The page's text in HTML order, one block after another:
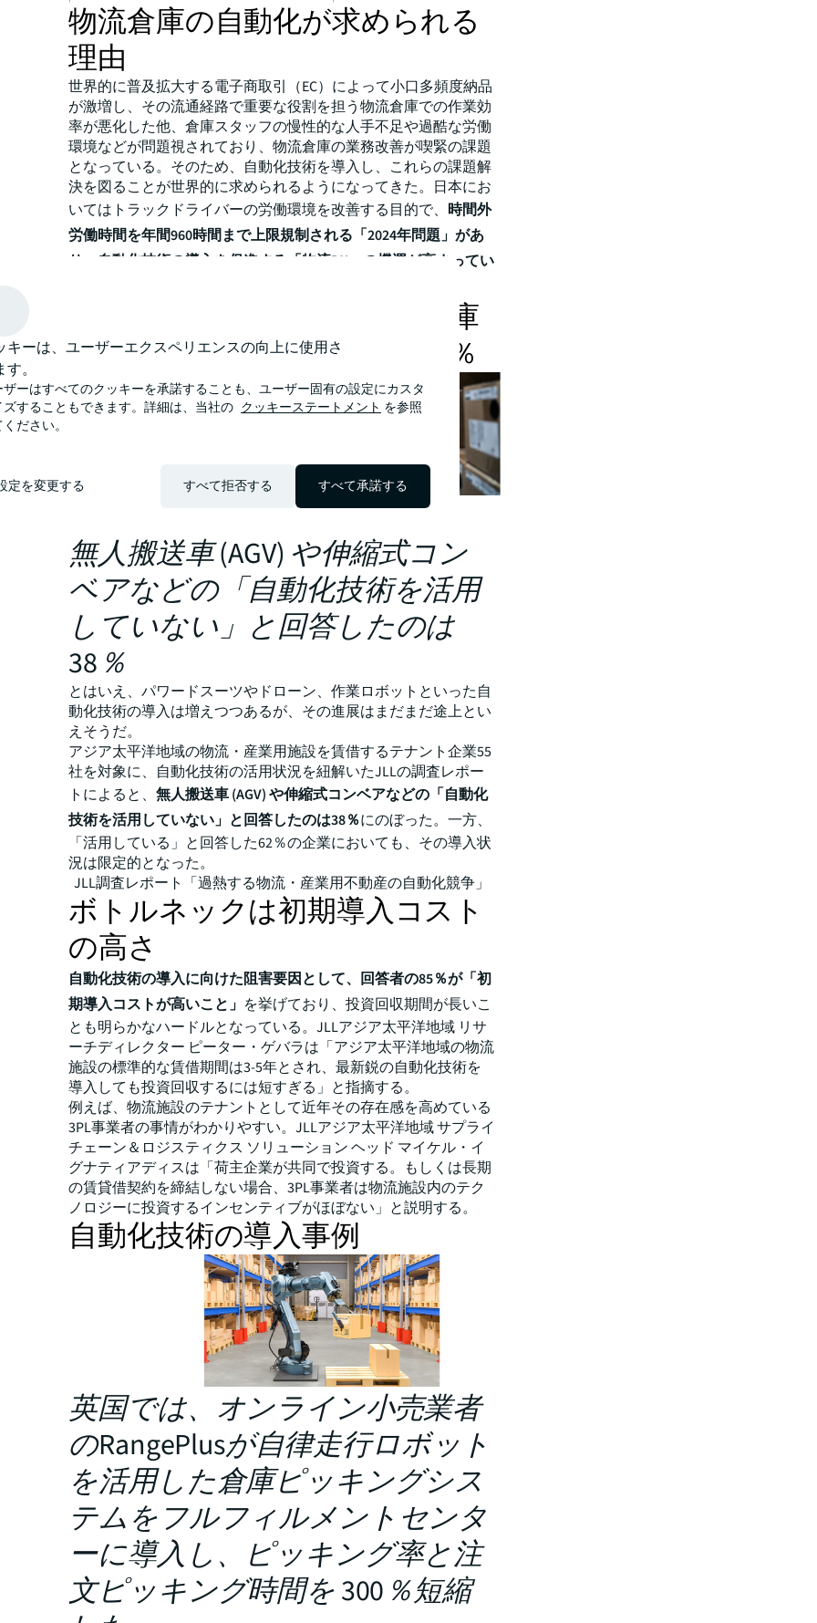
物流倉庫の自動化が求められる
理由
世界的に普及拡大する電子商取引（EC）によって小口多頻度納品
が激増し、その流通経路で重要な役割を担う物流倉庫での作業効
率が悪化した他、倉庫スタッフの慢性的な人手不足や過酷な労働
環境などが問題視されており、物流倉庫の業務改善が喫緊の課題
となっている。そのため、自動化技術を導入し、これらの課題解
決を図ることが世界的に求められるようになってきた。日本にお
いてはトラックドライバーの労働環境を改善する目的で、 時間外
労働時間を年間960時間まで上限規制される「2024年問題」があ
り、自動化技術の導入を促進する「物流DX」の機運が高まってい
アジア太平洋地域では物流倉庫
の自動化技術の導入状況は62％
無人搬送車 (AGV) や伸縮式コン
ベアなどの「自動化技術を活用
していない」と回答したのは
38％
とはいえ、パワードスーツやドローン、作業ロボットといった自
動化技術の導入は増えつつあるが、その進展はまだまだ途上とい
えそうだ。
アジア太平洋地域の物流・産業用施設を賃借するテナント企業55
社を対象に、自動化技術の活用状況を紐解いたJLLの調査レポー
トによると、無人搬送車 (AGV) や伸縮式コンベアなどの「自動化
技術を活用していない」と回答したのは38％にのぼった。一方、
「活用している」と回答した62％の企業においても、その導入状
況は限定的となった。
JLL調査レポート「過熱する物流・産業用不動産の自動化競争」
ボトルネックは初期導入コスト
の高さ
自動化技術の導入に向けた阻害要因として、回答者の85％が「初
期導入コストが高いこと」 を挙げており、投資回収期間が長いこ
とも明らかなハードルとなっている。JLLアジア太平洋地域 リサ
ーチディレクター ピーター・ゲバラは「アジア太平洋地域の物流
施設の標準的な賃借期間は3-5年とされ、最新鋭の自動化技術を
導入しても投資回収するには短すぎる」と指摘する。
例えば、物流施設のテナントとして近年その存在感を高めている
3PL事業者の事情がわかりやすい。JLLアジア太平洋地域 サプライ
チェーン＆ロジスティクス ソリューション ヘッド マイケル・イ
グナティアディスは「荷主企業が共同で投資する。もしくは長期
の賃貸借契約を締結しない場合、3PL事業者は物流施設内のテク
ノロジーに投資するインセンティブがほぼない」と説明する。
自動化技術の導入事例
英国では、オンライン小売業者
のRangePlusが自律走行ロボット
を活用した倉庫ピッキングシス
テムをフルフィルメントセンタ
ーに導入し、ピッキング率と注
文ピッキング時間を 300％短縮
キーは、ユーザーエクスペリエンスの向上に使用さ
。
ザーはすべてのクッキーを承諾することも、ユーザー固有の設定にカスタ
ズすることもできます。詳細は、当社の クッキーステートメント を参照
ださい。
定を変更する すべて拒否する すべて承諾する